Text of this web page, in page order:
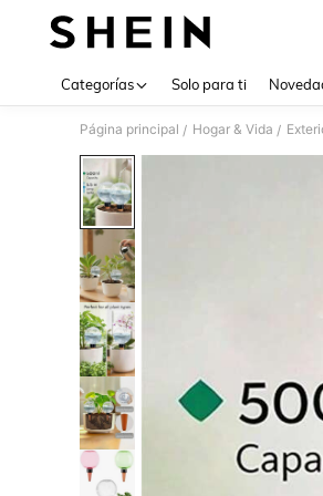
Categorías Solo para ti
Página principal / Hogar & Vida /